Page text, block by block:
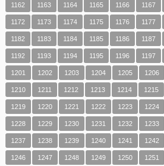
1162 1163 1164 1165 1166 1167
1172 1173 1174 1175 1176 1177
1182 1183 1184 1185 1186 1187
1192 1193 1194 1195 1196 1197
1201 1202 1203 1204 1205 1206
1210 1211 1212 1213 1214 1215
1219 1220 1221 1222 1223 1224
1228 1229 1230 1231 1232 1233
1237 1238 1239 1240 1241 1242
1246 1247 1248 1249 1250 1251